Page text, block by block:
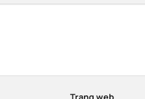
Trang web